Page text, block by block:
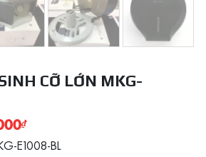
CỠ LỚN MKG-
₫
E1008-BL